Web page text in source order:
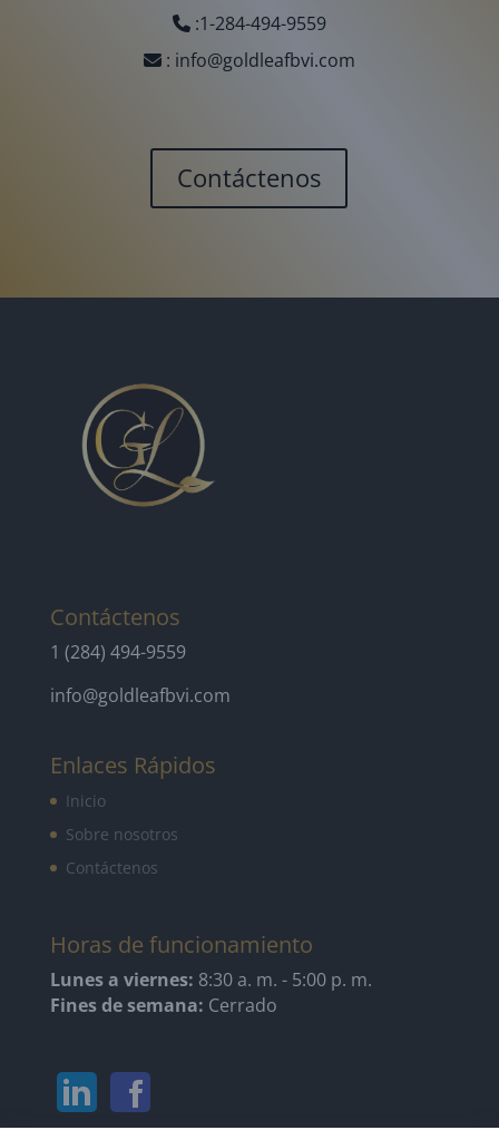
:1-284-494-9559
: info@goldleafbvi.com
Contáctenos
Contáctenos
1 (284) 494-9559
info@goldleafbvi.com
Enlaces Rápidos
Inicio
Sobre nosotros
Contáctenos
Horas de funcionamiento
Lunes a viernes: 8:30 a. m. - 5:00 p. m.
Fines de semana: Cerrado